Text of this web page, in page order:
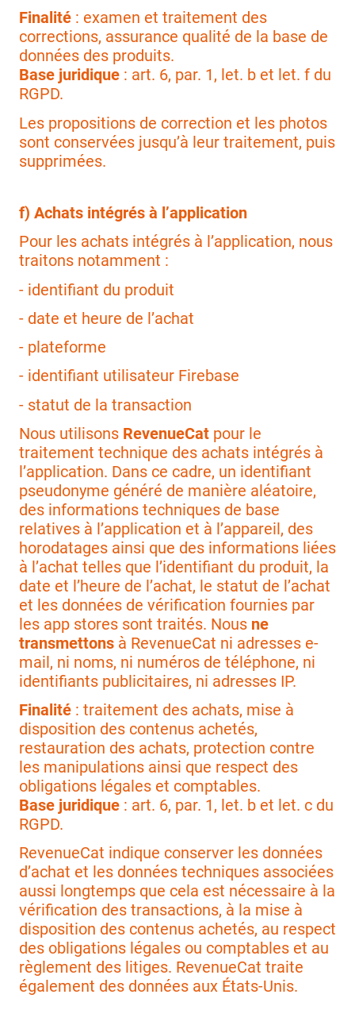
Finalité : examen et traitement des
corrections, assurance qualité de la base de
données des produits.
Base juridique : art. 6, par. 1, let. b et let. f du
RGPD.
Les propositions de correction et les photos
sont conservées jusqu’à leur traitement, puis
supprimées.
f) Achats intégrés à l’application
Pour les achats intégrés à l’application, nous
traitons notamment :
- identifiant du produit
- date et heure de l’achat
- plateforme
- identifiant utilisateur Firebase
- statut de la transaction
Nous utilisons RevenueCat pour le
traitement technique des achats intégrés à
l’application. Dans ce cadre, un identifiant
pseudonyme généré de manière aléatoire,
des informations techniques de base
relatives à l’application et à l’appareil, des
horodatages ainsi que des informations liées
à l’achat telles que l’identifiant du produit, la
date et l’heure de l’achat, le statut de l’achat
et les données de vérification fournies par
les app stores sont traités. Nous ne
transmettons à RevenueCat ni adresses e-
mail, ni noms, ni numéros de téléphone, ni
identifiants publicitaires, ni adresses IP.
Finalité : traitement des achats, mise à
disposition des contenus achetés,
restauration des achats, protection contre
les manipulations ainsi que respect des
obligations légales et comptables.
Base juridique : art. 6, par. 1, let. b et let. c du
RGPD.
RevenueCat indique conserver les données
d’achat et les données techniques associées
aussi longtemps que cela est nécessaire à la
vérification des transactions, à la mise à
disposition des contenus achetés, au respect
des obligations légales ou comptables et au
règlement des litiges. RevenueCat traite
également des données aux États-Unis.